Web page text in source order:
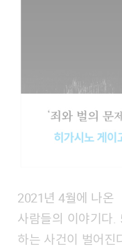
2021년 4월에 나온
사람들의 이야기다
하는 사건이 벌어진